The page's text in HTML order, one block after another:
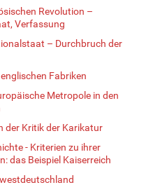
Revolution –
Verfassung
– Durchbruch der
Fabriken
Metropole in den
der Kritik der Karikatur
- Kriterien zu ihrer
das Beispiel Kaiserreich